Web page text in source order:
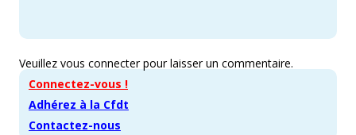
Veuillez vous connecter pour laisser un commentaire.
Connectez-vous !
Adhérez à la Cfdt
Contactez-nous